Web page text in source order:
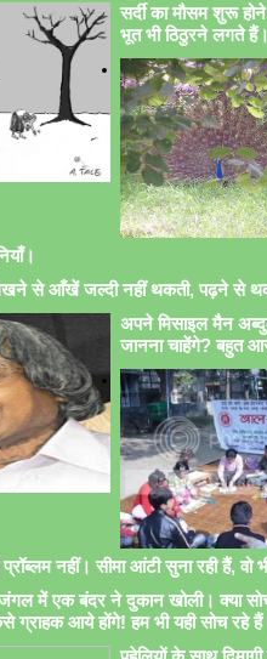
सर्दी का मौसम शुरू
भूत भी ठिठुरने लगते हैं।
से आँखें जल्दी नहीं थकती, पढ़ने से थक
अपने मिसाइल मैन
जानना चाहेंगे? बहुत
नहीं। सीमा आंटी सुना रही हैं, वो
में एक बंदर ने दुकान खोली। क्या
ग्राहक आये होंगे! हम भी यही सोच रहे